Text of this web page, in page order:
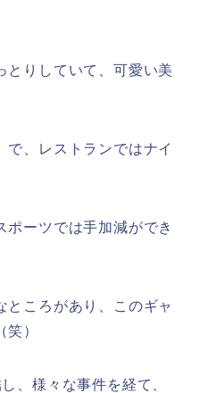
とりしていて、可愛い美
で、レストランではナイ
ポーツでは手加減ができ
ところがあり、このギャ
）
、様々な事件を経て、